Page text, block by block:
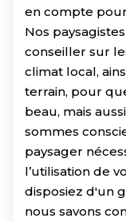
en compte
Nos
conseiller sur
climat local,
terrain, pour
beau, mais
sommes
paysager
l’utilisation de
disposiez d'un
nous savons